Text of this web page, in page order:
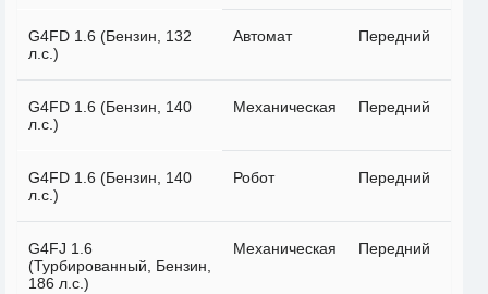
G4FD 1.6 (Бензин, 132
л.с.)
Автомат Передний
G4FD 1.6 (Бензин, 140
л.с.)
Механическая Передний
G4FD 1.6 (Бензин, 140
л.с.)
Робот Передний
G4FJ 1.6
(Турбированный, Бензин,
186 л.с.)
Механическая Передний